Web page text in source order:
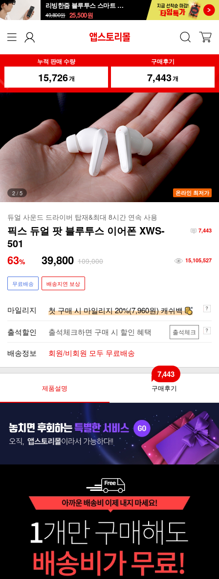
리빙한줌 블루투스 스마트 안경 선글라스
49,800원 25,500원
누적 판매 수량
15,726개
구매후기
7,443개
3/5 온라인 최저가
듀얼 사운드 드라이버 탑재&최대 8시간 연속 사용
픽스 듀얼 팟 블루투스 이어폰 XWS-
501
7,443
63% 39,800 109,000 15,105,527
무료배송 배송지연 보상
마일리지 첫 구매 시 마일리지 20%(7,960원) 캐쉬백
출석할인 출석체크하면 구매 시 할인 혜택 출석체크
배송정보 회원/비회원 모두 무료배송
제품설명 구매후기
7,443